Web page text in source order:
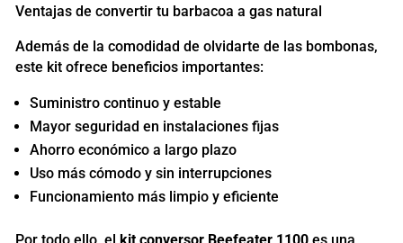
Ventajas de convertir tu barbacoa a gas natural
Además de la comodidad de olvidarte de las bombonas,
este kit ofrece beneficios importantes:
Suministro continuo y estable
Mayor seguridad en instalaciones fijas
Ahorro económico a largo plazo
Uso más cómodo y sin interrupciones
Funcionamiento más limpio y eficiente